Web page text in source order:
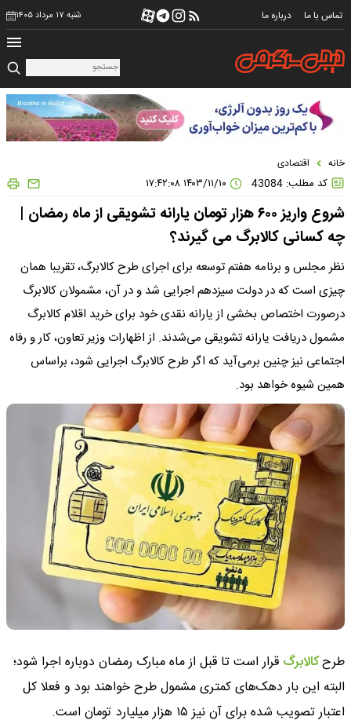
تماس با ما درباره ما شنبه ۱۷ مرداد ۱۴۰۵
خانه اقتصادی
کد مطلب: 43084
شروع واریز ۶۰۰ هزار تومان یارانه تشویقی از ماه رمضان |
چه کسانی کالابرگ می گیرند؟
نظر مجلس و برنامه هفتم توسعه برای اجرای طرح کالابرگ، تقریبا همان
چیزی است که در دولت سیزدهم اجرایی شد و در آن، مشمولان کالابرگ
درصورت اختصاص بخشی از یارانه نقدی خود برای خرید اقلام کالابرگ
مشمول دریافت یارانه تشویقی می‌شدند. از اظهارات وزیر تعاون، کار و رفاه
اجتماعی نیز چنین برمی‌آید که اگر طرح کالابرگ اجرایی شود، براساس
همین شیوه خواهد بود.
طرحکالابرگ قرار است تا قبل از ‌ماه مبارک رمضان دوباره اجرا شود؛
البته این بار دهک‌های کمتری مشمول طرح خواهند بود و فعلا کل
اعتبار تصویب شده برای آن نیز ۱۵ هزار میلیارد تومان است.